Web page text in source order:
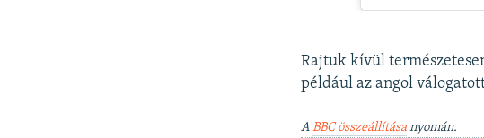
Rajtuk kívül
például az angol
ABBC összeállítása nyomán.